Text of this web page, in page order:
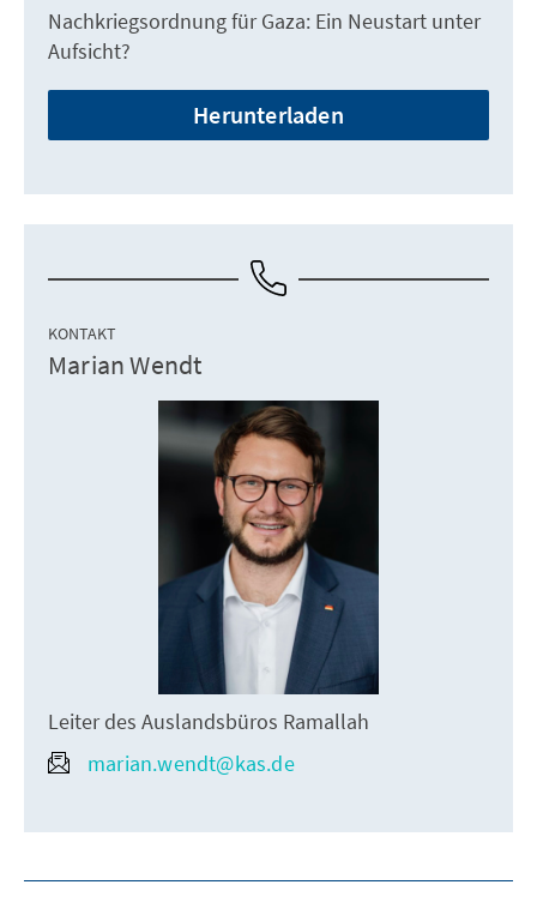
Nachkriegsordnung für Gaza: Ein Neustart unter
Aufsicht?
Herunterladen
KONTAKT
Marian Wendt
Leiter des Auslandsbüros Ramallah
marian.wendt@kas.de